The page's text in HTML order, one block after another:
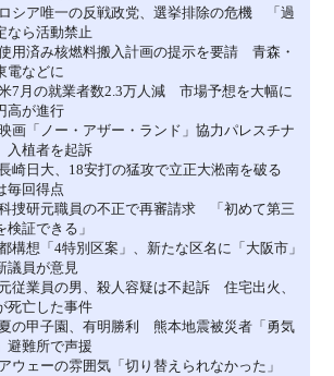
シア唯一の反戦政党、選挙排除の危機 「過
なら活動禁止
用済み核燃料搬入計画の提示を要請 青森・
電などに
7月の就業者数2.3万人減 市場予想を大幅に
が進行
画「ノー・アザー・ランド」協力パレスチナ
植者を起訴
崎日大、18安打の猛攻で立正大淞南を破る
毎回得点
捜研元職員の不正で再審請求 「初めて第三
検証できる」
構想「4特別区案」、新たな区名に「大阪市」
員が意見
従業員の男、殺人容疑は不起訴 住宅出火、
死亡した事件
の甲子園、有明勝利 熊本地震被災者「勇気
避難所で声援
ウェーの雰囲気「切り替えられなかった」